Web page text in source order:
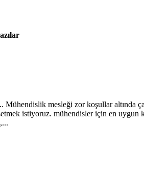
mesleği zor koşullar altında
istiyoruz. mühendisler için en